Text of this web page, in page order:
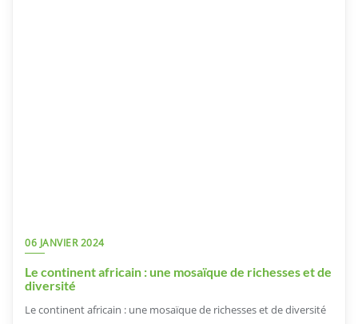
06 JANVIER 2024
Le continent africain : une mosaïque de richesses et de
diversité
Le continent africain : une mosaïque de richesses et de diversité